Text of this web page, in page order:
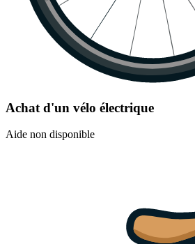
Achat d'un vélo électrique
Aide non disponible